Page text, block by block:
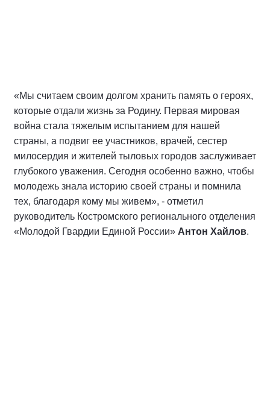
«Мы считаем своим долгом хранить память о героях,
которые отдали жизнь за Родину. Первая мировая
война стала тяжелым испытанием для нашей
страны, а подвиг ее участников, врачей, сестер
милосердия и жителей тыловых городов заслуживает
глубокого уважения. Сегодня особенно важно, чтобы
молодежь знала историю своей страны и помнила
тех, благодаря кому мы живем», - отметил
руководитель Костромского регионального отделения
«Молодой Гвардии Единой России» Антон Хайлов.